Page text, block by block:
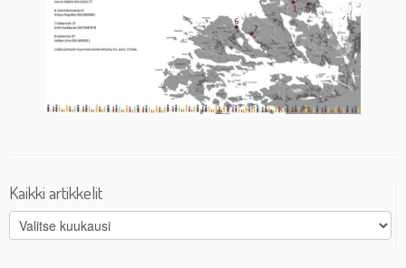
Kaikki artikkelit
Kaikki
artikkelit